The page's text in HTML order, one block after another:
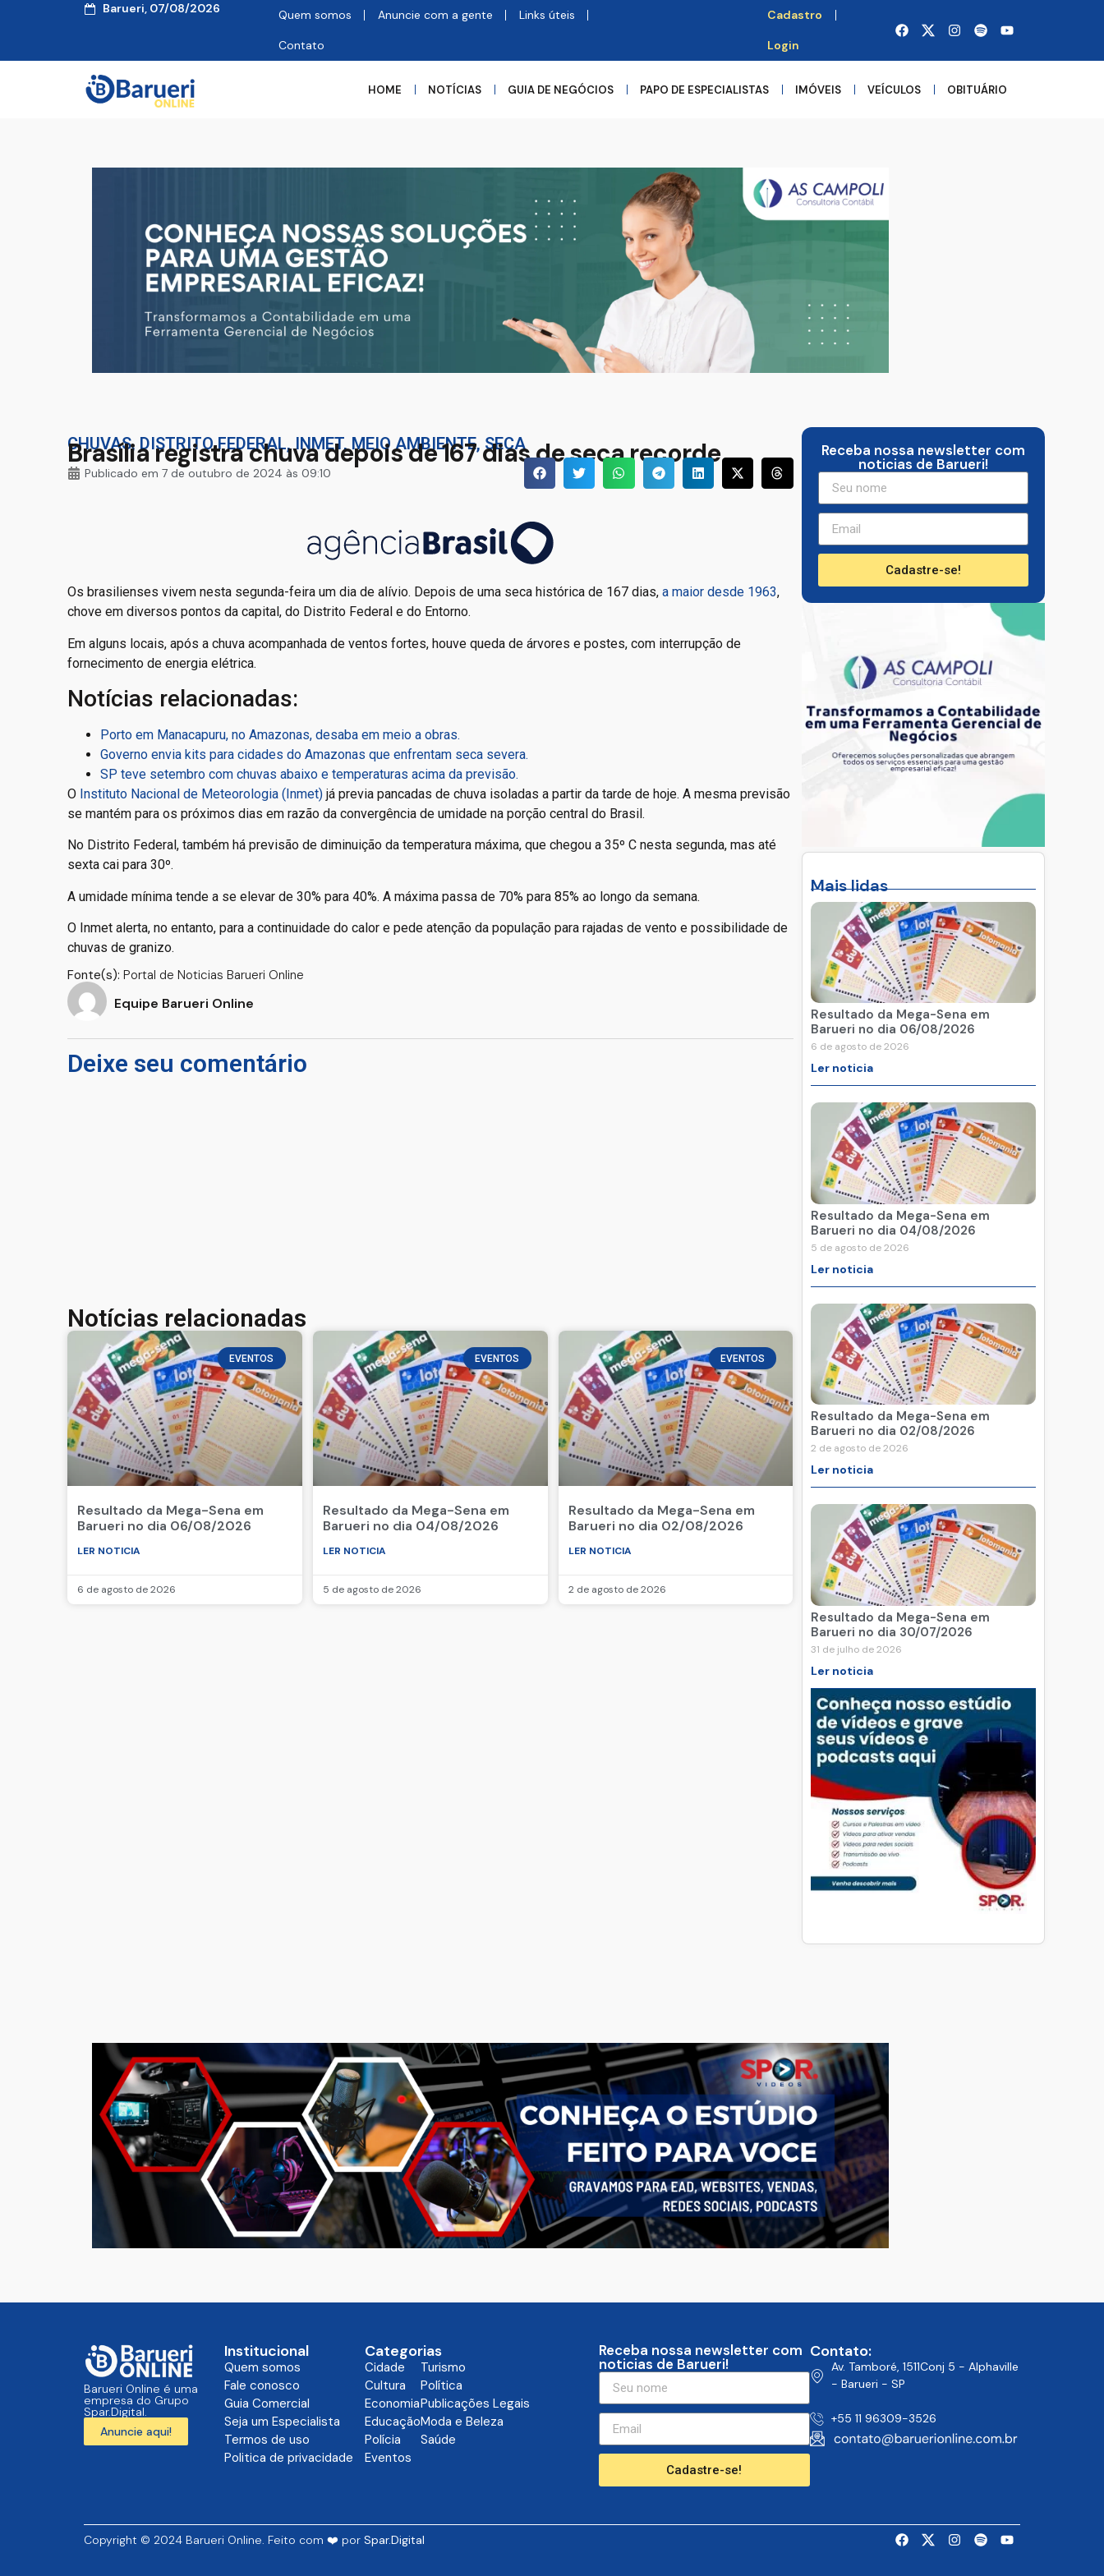
Barueri, 07/08/2026 Quem somos Anuncie com a gente Links úteis
Contato
Cadastro
Login
HOME NOTÍCIAS GUIA DE NEGÓCIOS PAPO DE ESPECIALISTAS IMÓVEIS VEÍCULOS OBITUÁRIO
CHUVAS, DISTRITO FEDERAL,INMET,MEIO AMBIENTE, SECA
Brasília registra chuva depois de 167 dias de seca recorde
Publicado em 7 de outubro de 2024 às 09:10
Os brasilienses vivem nesta segunda-feira um dia de alívio. Depois de uma seca histórica de 167 dias, a maior desde 1963,
chove em diversos pontos da capital, do Distrito Federal e do Entorno.
Em alguns locais, após a chuva acompanhada de ventos fortes, houve queda de árvores e postes, com interrupção de
fornecimento de energia elétrica.
Notícias relacionadas:
Porto em Manacapuru, no Amazonas, desaba em meio a obras.
Governo envia kits para cidades do Amazonas que enfrentam seca severa.
SP teve setembro com chuvas abaixo e temperaturas acima da previsão.
O Instituto Nacional de Meteorologia (Inmet) já previa pancadas de chuva isoladas a partir da tarde de hoje. A mesma previsão
se mantém para os próximos dias em razão da convergência de umidade na porção central do Brasil.
No Distrito Federal, também há previsão de diminuição da temperatura máxima, que chegou a 35º C nesta segunda, mas até
sexta cai para 30º.
A umidade mínima tende a se elevar de 30% para 40%. A máxima passa de 70% para 85% ao longo da semana.
O Inmet alerta, no entanto, para a continuidade do calor e pede atenção da população para rajadas de vento e possibilidade de
chuvas de granizo.
Fonte(s): Portal de Noticias Barueri Online
Equipe Barueri Online
Deixe seu comentário
Notícias relacionadas
EVENTOS
Resultado da Mega-Sena em
Barueri no dia 06/08/2026
LER NOTICIA
6 de agosto de 2026
EVENTOS
Resultado da Mega-Sena em
Barueri no dia 04/08/2026
LER NOTICIA
5 de agosto de 2026
EVENTOS
Resultado da Mega-Sena em
Barueri no dia 02/08/2026
LER NOTICIA
2 de agosto de 2026
Mais lidas
Resultado da Mega-Sena em
Barueri no dia 06/08/2026
6 de agosto de 2026
Ler noticia
Resultado da Mega-Sena em
Barueri no dia 04/08/2026
5 de agosto de 2026
Ler noticia
Resultado da Mega-Sena em
Barueri no dia 02/08/2026
2 de agosto de 2026
Ler noticia
Resultado da Mega-Sena em
Barueri no dia 30/07/2026
31 de julho de 2026
Ler noticia
Receba nossa newsletter com
noticias de Barueri!
Cadastre-se!
Barueri Online é uma
empresa do Grupo
Spar.Digital.
Anuncie aqui!
Institucional
Quem somos
Fale conosco
Guia Comercial
Seja um Especialista
Termos de uso
Politica de privacidade
Categorias
Cidade
Cultura
Economia
Educação
Polícia
Eventos
Turismo
Política
Publicações Legais
Moda e Beleza
Saúde
Receba nossa newsletter com
noticias de Barueri!
Cadastre-se!
Contato:
Av. Tamboré, 1511Conj 5 - Alphaville
- Barueri - SP
+55 11 96309-3526
Copyright © 2024 Barueri Online. Feito com ❤️ por Spar.Digital